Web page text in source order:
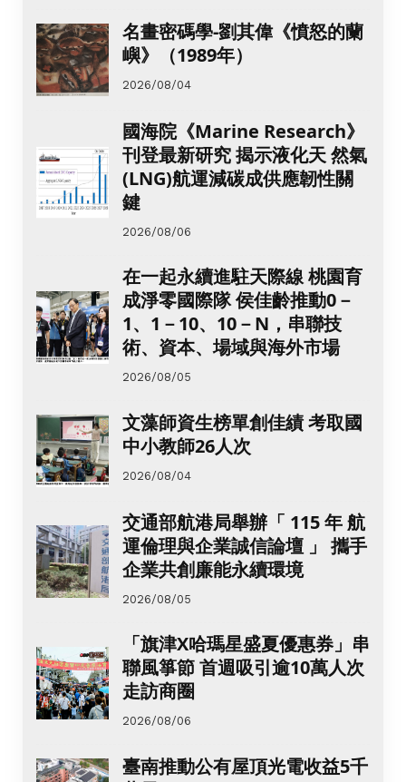
名畫密碼學-劉其偉《憤怒的蘭
嶼》（1989年）
2026/08/04
國海院《Marine Research》
刊登最新研究 揭示液化天 然氣
(LNG)航運減碳成供應韌性關
鍵
2026/08/06
在一起永續進駐天際線 桃園育
成淨零國際隊 侯佳齡推動0－
1、1－10、10－N，串聯技
術、資本、場域與海外市場
2026/08/05
文藻師資生榜單創佳績 考取國
中小教師26人次
2026/08/04
交通部航港局舉辦「 115 年 航
運倫理與企業誠信論壇 」 攜手
企業共創廉能永續環境
2026/08/05
「旗津X哈瑪星盛夏優惠券」串
聯風箏節 首週吸引逾10萬人次
走訪商圈
2026/08/06
臺南推動公有屋頂光電收益5千